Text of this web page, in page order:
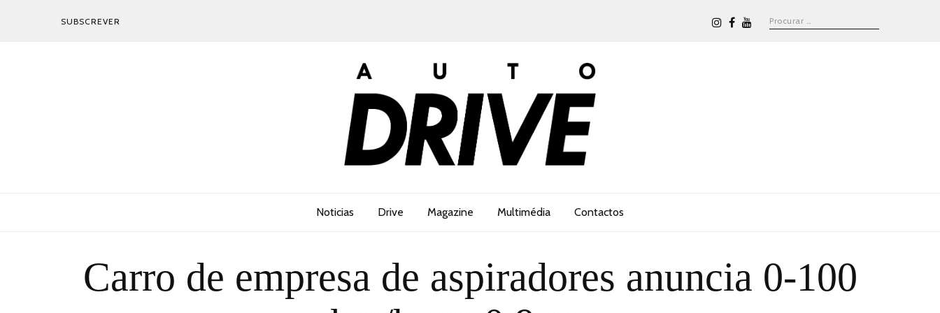
SUBSCREVER
Noticias Drive Magazine Multimédia Contactos
Carro de empresa de aspiradores anuncia 0-100